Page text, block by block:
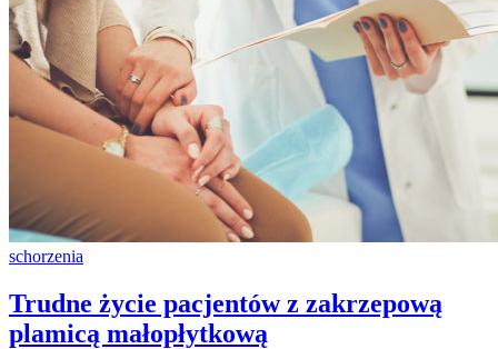
schorzenia
Trudne życie pacjentów z zakrzepową
plamicą małopłytkową